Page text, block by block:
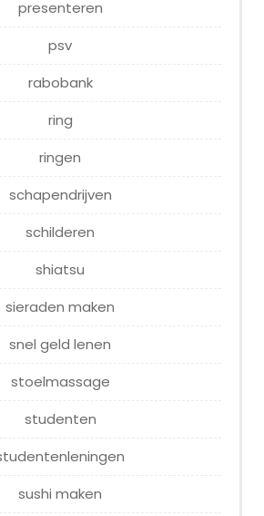
presenteren
psv
rabobank
ring
ringen
schapendrijven
schilderen
shiatsu
sieraden maken
snel geld lenen
stoelmassage
studenten
sushi maken